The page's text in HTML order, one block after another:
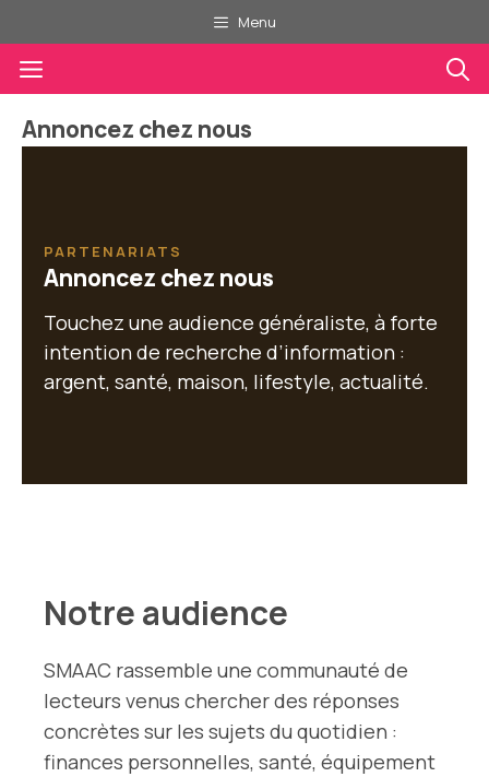
au
contenu
Menu
Menu
Annoncez chez nous
PARTENARIATS
Annoncez chez nous
Touchez une audience généraliste, à forte
intention de recherche d’information :
argent, santé, maison, lifestyle, actualité.
Notre audience
SMAAC rassemble une communauté de
lecteurs venus chercher des réponses
concrètes sur les sujets du quotidien :
finances personnelles, santé, équipement